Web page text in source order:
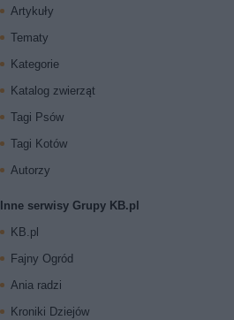
Artykuły
Tematy
Kategorie
Katalog zwierząt
Tagi Psów
Tagi Kotów
Autorzy
Inne serwisy Grupy KB.pl
KB.pl
Fajny Ogród
Ania radzi
Kroniki Dziejów